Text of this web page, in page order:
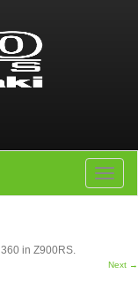
Toggle
in Z900RS.
Next →